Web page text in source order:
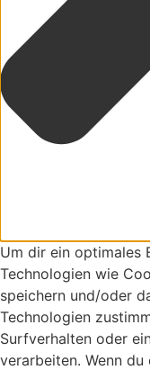
Um dir ein optimales
Technologien wie
speichern und/oder
Technologien
Surfverhalten oder
verarbeiten. Wenn